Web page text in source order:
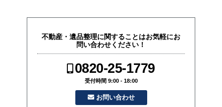
不動産・遺品整理に関することはお気軽にお
問い合わせください！
0820-25-1779
受付時間 9:00 - 18:00
お問い合わせ